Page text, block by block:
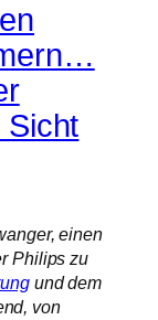
Sicht
einen
Philips zu
und dem
von